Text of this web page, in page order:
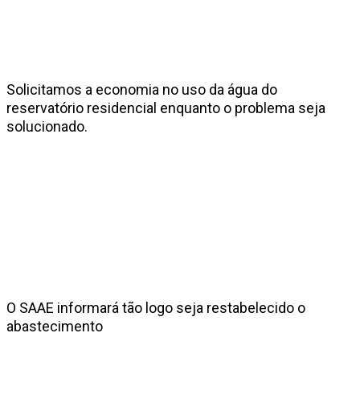
Solicitamos a economia no uso da água do
reservatório residencial enquanto o problema seja
solucionado.
O SAAE informará tão logo seja restabelecido o
abastecimento